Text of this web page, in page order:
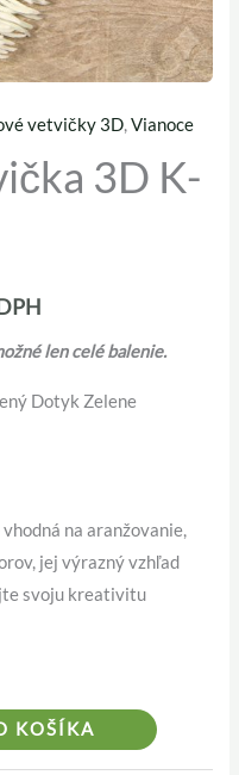
vetvičky 3D,Vianoce
3D K-
len celé balenie.
Dotyk Zelene
na aranžovanie,
jej výrazný vzhľad
svoju kreativitu
KOŠÍKA